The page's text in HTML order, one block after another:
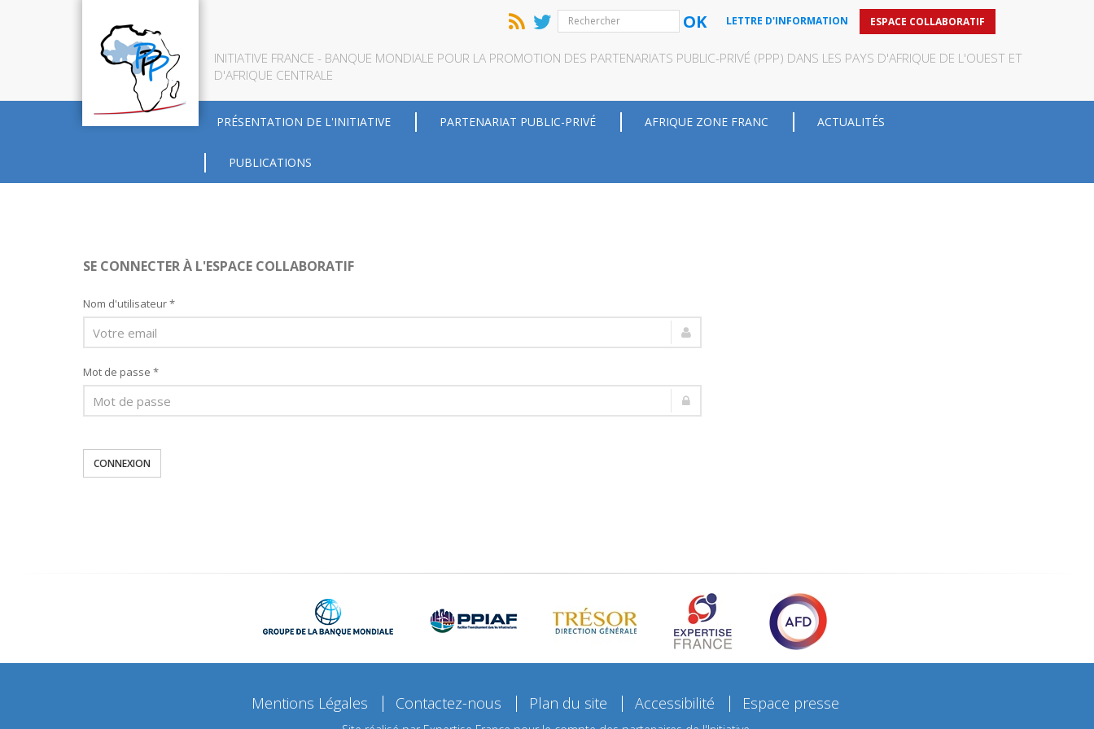
OK LETTRE D'INFORMATION ESPACE COLLABORATIF
INITIATIVE FRANCE - BANQUE MONDIALE POUR LA PROMOTION DES PARTENARIATS PUBLIC-PRIVÉ (PPP) DANS LES PAYS D'AFRIQUE DE L'OUEST ET
D'AFRIQUE CENTRALE
PRÉSENTATION DE L'INITIATIVE PARTENARIAT PUBLIC-PRIVÉ AFRIQUE ZONE FRANC ACTUALITÉS
PUBLICATIONS
SE CONNECTER À L'ESPACE COLLABORATIF
Nom d'utilisateur *
Mot de passe *
CONNEXION
Mentions Légales Contactez-nous Plan du site Accessibilité Espace presse